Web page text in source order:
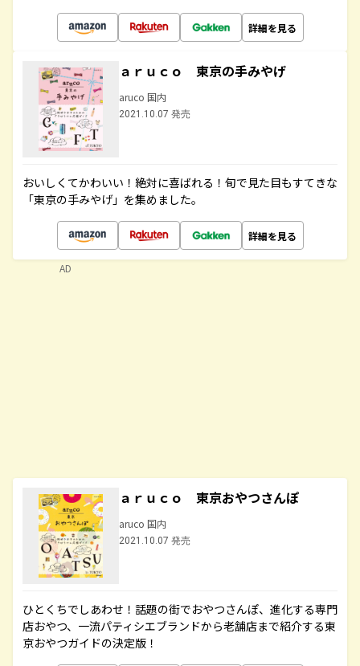
詳細を見る
ａｒｕｃｏ 東京の手みやげ
aruco 国内
2021.10.07 発売
おいしくてかわいい！絶対に喜ばれる！旬で見た目もすてきな
「東京の手みやげ」を集めました。
詳細を見る
ａｒｕｃｏ 東京おやつさんぽ
aruco 国内
2021.10.07 発売
ひとくちでしあわせ！話題の街でおやつさんぽ、進化する専門
店おやつ、一流パティシエブランドから老舗店まで紹介する東
京おやつガイドの決定版！
AD